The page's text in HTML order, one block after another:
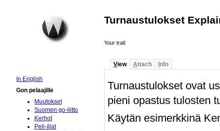
Turnaustulokset
Your trail:
View Attach Info
Turnaustulokset ovat
pieni opastus tulosten
Käytän esimerkkinä
In English
Gon pelaajille
Muutokset
Suomen go-liitto
Kerhot
Peli-illat